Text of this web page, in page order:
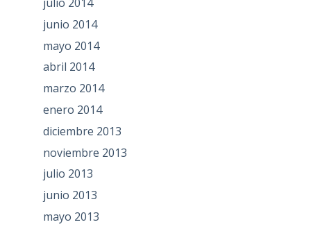
junio 2014
mayo 2014
abril 2014
marzo 2014
enero 2014
diciembre 2013
noviembre 2013
julio 2013
junio 2013
mayo 2013